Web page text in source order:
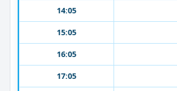
14:05
15:05
16:05
17:05